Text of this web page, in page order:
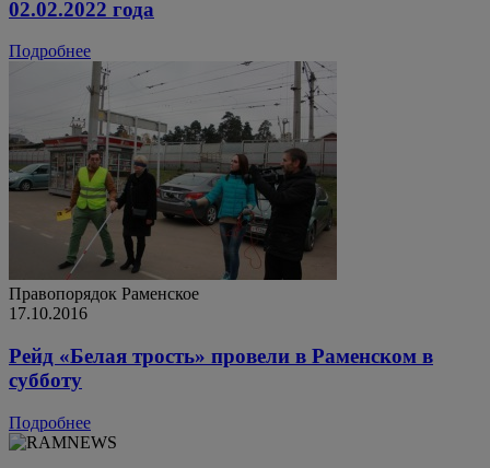
02.02.2022 года
Подробнее
Правопорядок Раменское
17.10.2016
Рейд «Белая трость» провели в Раменском в
субботу
Подробнее